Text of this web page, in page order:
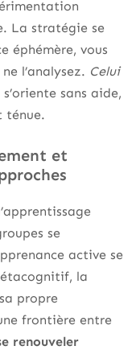
La stratégie se
éphémère, vous
l’analysez. Celui
sans aide,
ténue.
et
se
active se
la
propre
frontière entre
renouveler